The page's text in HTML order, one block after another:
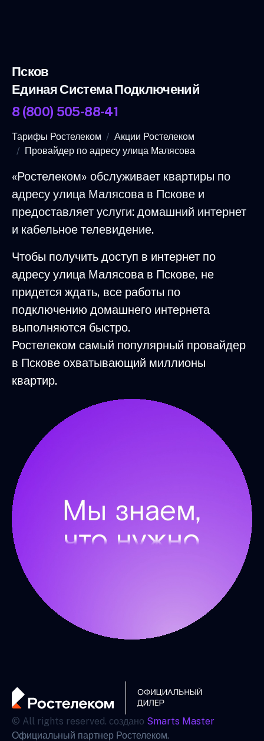
Псков
Единая Система Подключений
8 (800) 505-88-41
Тарифы Ростелеком
Акции Ростелеком
Провайдер по адресу улица Малясова
«Ростелеком» обслуживает квартиры по
адресу улица Малясова в Пскове и
предоставляет услуги: домашний интернет
и кабельное телевидение.
Чтобы получить доступ в интернет по
адресу улица Малясова в Пскове, не
придется ждать, все работы по
подключению домашнего интернета
выполняются быстро.
Ростелеком самый популярный провайдер
в Пскове охватывающий миллионы
квартир.
© All rights reserved. создано Smarts Master
Официальный партнер Ростелеком.